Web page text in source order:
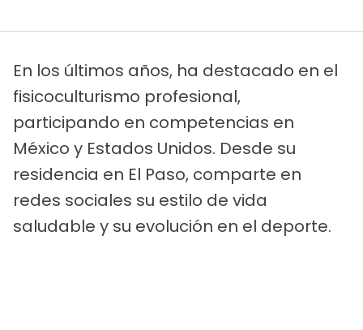
En los últimos años, ha destacado en el
fisicoculturismo profesional,
participando en competencias en
México y Estados Unidos. Desde su
residencia en El Paso, comparte en
redes sociales su estilo de vida
saludable y su evolución en el deporte.